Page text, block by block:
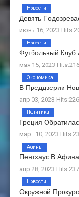
Девять
июнь 16, 2023
Новости
Футбольный
мая 15, 2023
Новости
В Преддверии
апр 03, 2023
Экономика
Греция
март 10, 2023
Политика
Пентхаус В
апр 28, 2023
Афины
Окружной
Новости